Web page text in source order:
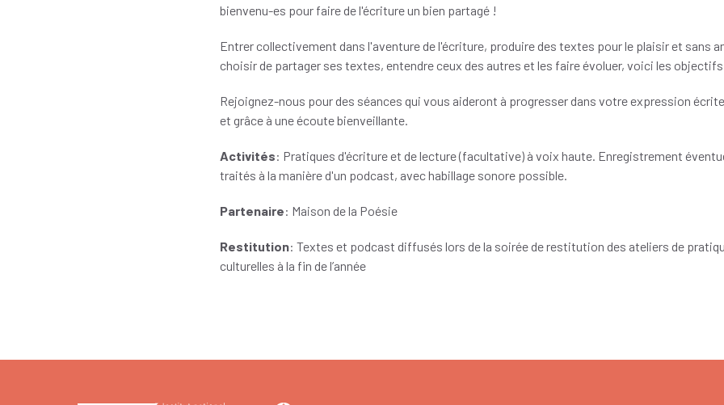
bienvenu-es pour faire de l'écriture un bien partagé !
Entrer collectivement dans l'aventure de l'écriture, produire des textes pour le plaisir et sans
choisir de partager ses textes, entendre ceux des autres et les faire évoluer, voici les objectifs
Rejoignez-nous pour des séances qui vous aideront à progresser dans votre expression
et grâce à une écoute bienveillante.
Activités: Pratiques d'écriture et de lecture (facultative) à voix haute. Enregistrement
traités à la manière d'un podcast, avec habillage sonore possible.
Partenaire: Maison de la Poésie
Restitution: Textes et podcast diffusés lors de la soirée de restitution des ateliers de
culturelles à la fin de l’année